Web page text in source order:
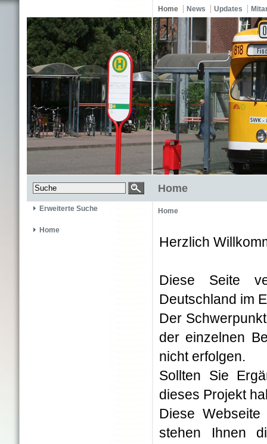
Home News Updates
Home
Erweiterte Suche
Home
Home
Herzlich
Diese Seite
Deutschland im
Der
der einzelnen
nicht erfolgen.
Sollten Sie
dieses Projekt
Diese Webseite
stehen Ihnen